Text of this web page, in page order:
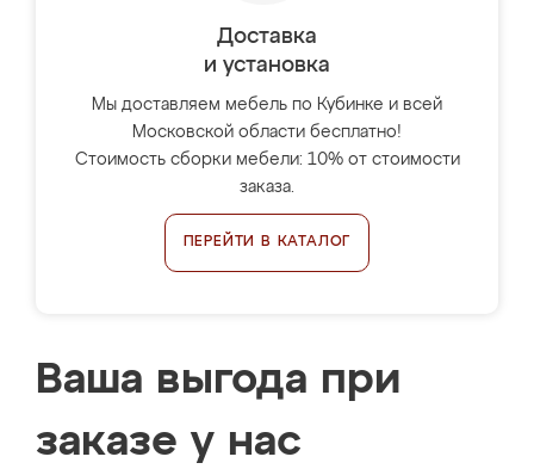
Доставка
и установка
Мы доставляем мебель по Кубинке и всей
Московской области бесплатно!
Стоимость сборки мебели: 10% от стоимости
заказа.
ПЕРЕЙТИ В КАТАЛОГ
Ваша выгода при
заказе у нас